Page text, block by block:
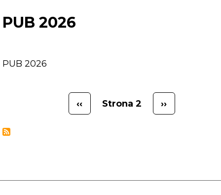
PUB 2026
PUB 2026
Poprzednia
‹‹ Strona 2
Następna
››